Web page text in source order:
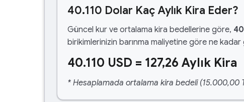
40.110 Dolar Kaç Aylık Kira Eder?
Güncel kur ve ortalama kira bedellerine göre,
birikimlerinizin barınma maliyetine göre ne
40.110 USD = 127,26 Aylık Kira
* Hesaplamada ortalama kira bedeli (15.000,00